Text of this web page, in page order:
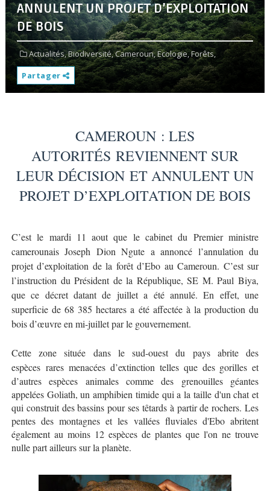
ANNULENT UN PROJET D’EXPLOITATION
DE BOIS
Actualités,Biodiversité,Cameroun,Ecologie,Forêts,
Partager
CAMEROUN : LES
AUTORITÉS REVIENNENT SUR
LEUR DÉCISION ET ANNULENT UN
PROJET D’EXPLOITATION DE BOIS
C’est le mardi 11 aout que le cabinet du Premier ministre
camerounais Joseph Dion Ngute a annoncé l’annulation du
projet d’exploitation de la forêt d’Ebo au Cameroun. C’est sur
l’instruction du Président de la République, SE M. Paul Biya,
que ce décret datant de juillet a été annulé. En effet, une
superficie de 68 385 hectares a été affectée à la production du
bois d’œuvre en mi-juillet par le gouvernement.
Cette zone située dans le sud-ouest du pays abrite des
espèces raresmenacées d’extinction telles que des gorilles et
d’autres espèces animales comme des grenouilles géantes
appelées Goliath, un amphibien timide qui a la taille d'un chat et
qui construit des bassins pour ses têtards à partir de rochers. Les
pentes des montagnes et les vallées fluviales d'Ebo abritent
également au moins 12 espèces de plantes que l'on ne trouve
nulle part ailleurs sur la planète.